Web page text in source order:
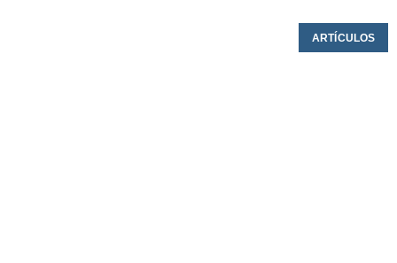
ARTÍCULOS